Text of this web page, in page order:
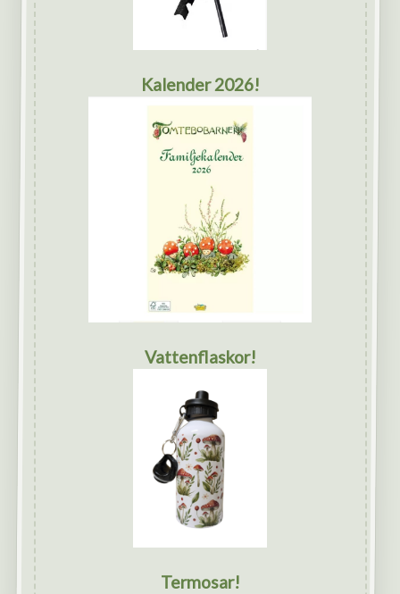
Kalender 2026!
Vattenflaskor!
Termosar!